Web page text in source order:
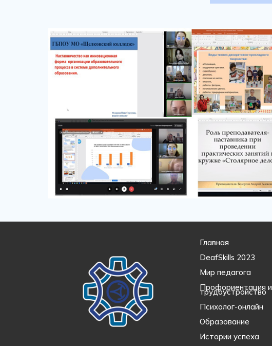
Главная
DeafSkills 2023
Мир педагога
Профориентация и
трудоустройство
Психолог-онлайн
Образование
Истории успеха